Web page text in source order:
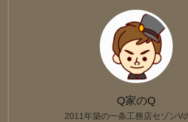
Q家のQ
2011年築の一条工務店セゾンV